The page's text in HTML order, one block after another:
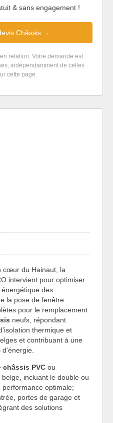
& sans engagement !
Châssis →
relation. Votre demande est
indépendamment de celles
cette page.
cœur du Hainaut, la
intervient pour optimiser
des
la pose de fenêtre
pour le remplacement
neufs, répondant
thermique et
et contribuant à une
châssis PVC ou
incluant le double ou
performance optimale;
portes de garage et
des solutions